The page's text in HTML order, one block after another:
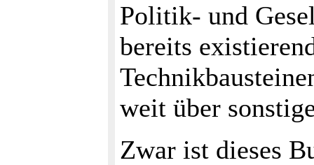
Politik- und
bereits
weit über
Zwar ist dieses